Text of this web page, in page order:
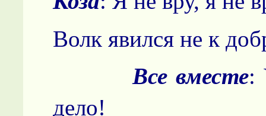
Волк явился не к
Все вместе:
дело!